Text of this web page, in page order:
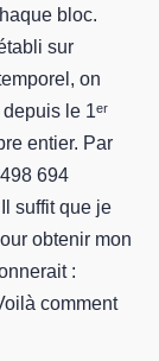
bloc.
sur
on
le 1ᵉʳ
entier. Par
694
suffit que je
obtenir mon
:
comment